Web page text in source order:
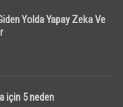
Yolda Yapay Zeka Ve
için 5 neden